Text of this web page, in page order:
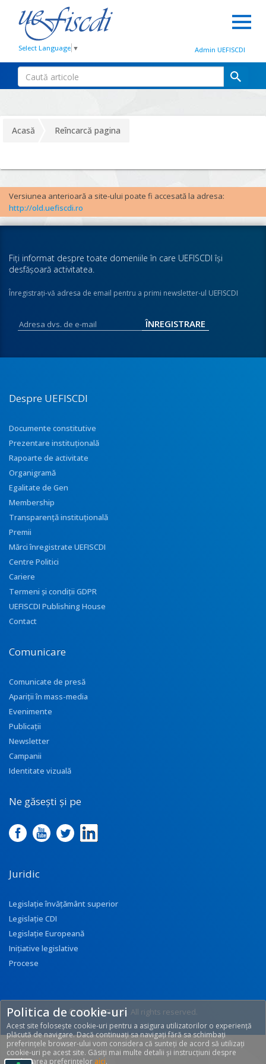
Select Language ▼ Admin UEFISCDI
Acasă Reîncarcă pagina
Versiunea anterioară a site-ului poate fi accesată la adresa:
http://old.uefiscdi.ro
Fiţi informat despre toate domeniile în care UEFISCDI îşi
desfăşoară activitatea.
Înregistraţi-vă adresa de email pentru a primi newsletter-ul UEFISCDI
Despre UEFISCDI
Documente constitutive
Prezentare instituţională
Rapoarte de activitate
Organigramă
Egalitate de Gen
Membership
Transparenţă instituţională
Premii
Mărci înregistrate UEFISCDI
Centre Politici
Cariere
Termeni și condiții GDPR
UEFISCDI Publishing House
Contact
Comunicare
Comunicate de presă
Apariţii în mass-media
Evenimente
Publicații
Newsletter
Campanii
Identitate vizuală
Ne găsești și pe
Juridic
Legislație învățământ superior
Legislație CDI
Legislație Europeană
Inițiative legislative
Procese
© 2017 UEFISCDI. All rights reserved.
[T: 0.2661, O: 92]
Politica de cookie-uri
Acest site folosește cookie-uri pentru a asigura utilizatorilor o experiență
plăcută de navigare. Dacă continuați sa navigați fără sa schimbați
preferințele browser-ului vom considera că sunteți de acord să utilizați
cookie-uri pe acest site. Găsiți mai multe detalii și instrucțiuni despre
modificarea preferințelor aici.